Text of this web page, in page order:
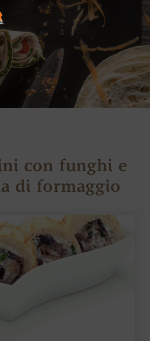
con funghi e
di formaggio